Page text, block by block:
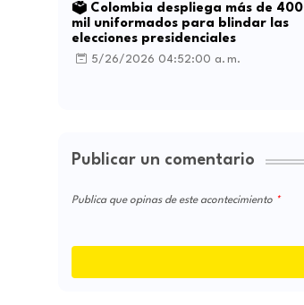
🗳️ Colombia despliega más de 400
mil uniformados para blindar las
elecciones presidenciales
5/26/2026 04:52:00 a. m.
Publicar un comentario
Publica que opinas de este acontecimiento